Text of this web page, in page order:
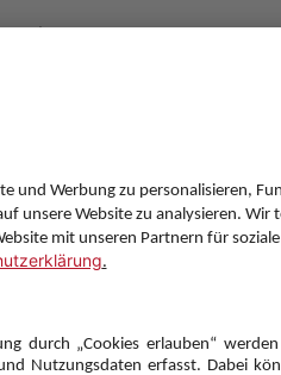
(CM1)
anpassen